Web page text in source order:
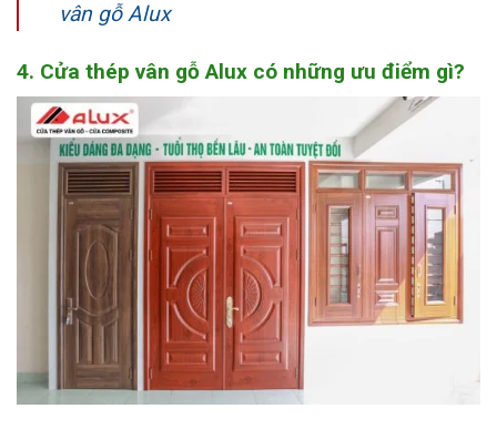
vân gỗ Alux
4. Cửa thép vân gỗ Alux có những ưu điểm gì?